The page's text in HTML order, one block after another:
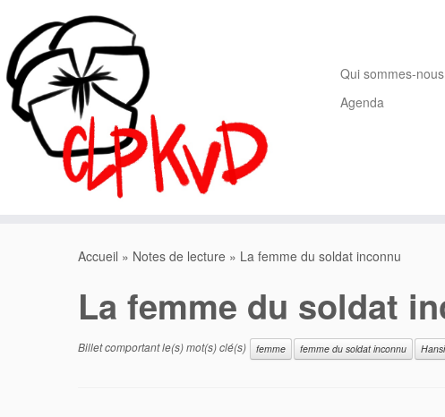
contenu
Qui sommes-
Agenda
Accueil » Notes de lecture » La femme du soldat inconnu
La femme du soldat
Billet comportant le(s) mot(s) clé(s) femme femme du soldat inconnu